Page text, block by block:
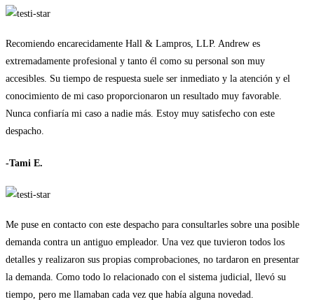
Recomiendo encarecidamente Hall & Lampros, LLP. Andrew es
extremadamente profesional y tanto él como su personal son muy
accesibles. Su tiempo de respuesta suele ser inmediato y la atención y el
conocimiento de mi caso proporcionaron un resultado muy favorable.
Nunca confiaría mi caso a nadie más. Estoy muy satisfecho con este
despacho.
-Tami E.
Me puse en contacto con este despacho para consultarles sobre una posible
demanda contra un antiguo empleador. Una vez que tuvieron todos los
detalles y realizaron sus propias comprobaciones, no tardaron en presentar
la demanda. Como todo lo relacionado con el sistema judicial, llevó su
tiempo, pero me llamaban cada vez que había alguna novedad.